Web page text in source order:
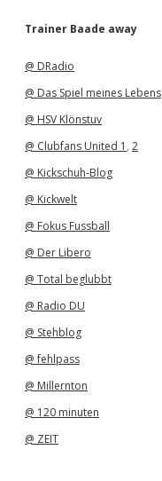
h
Trainer Baade away
@ DRadio
@ Das Spiel meines Lebens
@ HSV Klönstuv
@ Clubfans United 1 , 2
@ Kickschuh-Blog
@ Kickwelt
@ Fokus Fussball
@ Der Libero
@ Total beglubbt
@ Radio DU
@ Stehblog
@ fehlpass
@ Millernton
@ 120 minuten
@ ZEIT